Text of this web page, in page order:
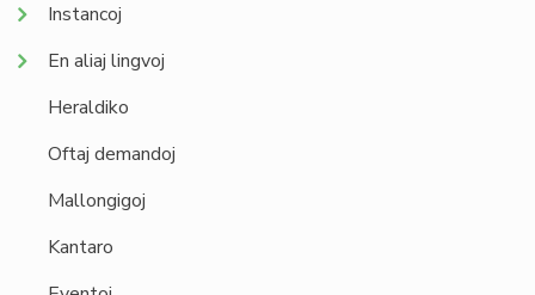
Instancoj
En aliaj lingvoj
Heraldiko
Oftaj demandoj
Mallongigoj
Kantaro